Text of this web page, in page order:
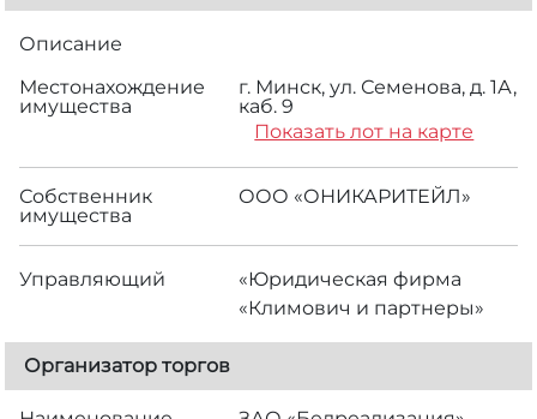
Описание
Местонахождение
имущества
г. Минск, ул. Семенова, д. 1А,
каб. 9
Показать лот на карте
Собственник
имущества
ООО «ОНИКАРИТЕЙЛ»
Управляющий
«Юридическая фирма
«Климович и партнеры»
Организатор торгов